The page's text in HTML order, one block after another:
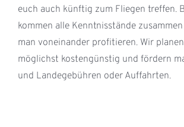
euch auch künftig zum Fliegen treffen.
kommen alle Kenntnisstände
man voneinander profitieren. Wir
möglichst kostengünstig und fördern
und Landegebühren oder Auffahrten.